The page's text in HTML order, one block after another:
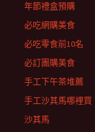
年節禮盒預購
必吃網購美食
必吃零食前10名
必訂團購美食
手工下午茶堆薦
手工沙其馬哪裡買
沙其馬